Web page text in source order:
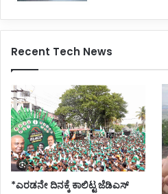
Recent Tech News
*ಎರಡನೇ ದಿನಕ್ಕೆ ಕಾಲಿಟ್ಟ ಜೆಡಿಎಸ್